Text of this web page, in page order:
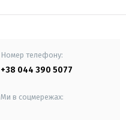
Номер телефону:
+38 044 390 5077
Ми в соцмережах: